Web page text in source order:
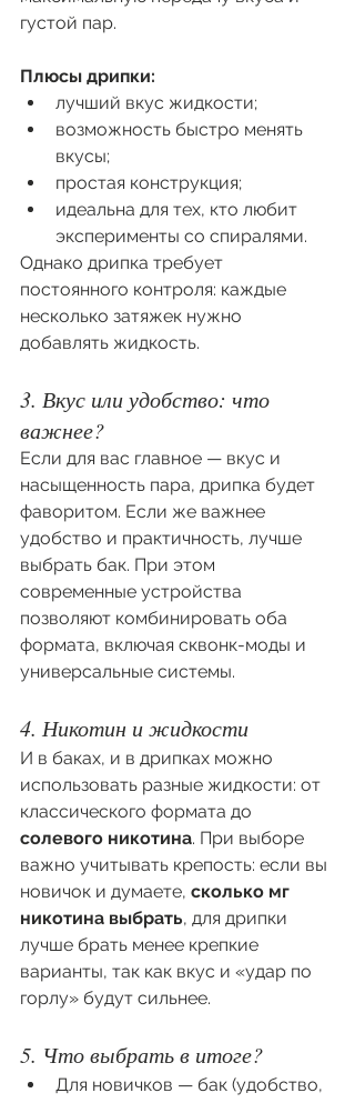
густой пар.
Плюсы дрипки:
лучший вкус жидкости;
возможность быстро менять
вкусы;
простая конструкция;
идеальна для тех, кто любит
эксперименты со спиралями.
Однако дрипка требует
постоянного контроля: каждые
несколько затяжек нужно
добавлять жидкость.
3. Вкус или удобство: что
важнее?
Если для вас главное — вкус и
насыщенность пара, дрипка будет
фаворитом. Если же важнее
удобство и практичность, лучше
выбрать бак. При этом
современные устройства
позволяют комбинировать оба
формата, включая сквонк-моды и
универсальные системы.
4. Никотин и жидкости
И в баках, и в дрипках можно
использовать разные жидкости: от
классического формата до
солевого никотина. При выборе
важно учитывать крепость: если вы
новичок и думаете, сколько мг
никотина выбрать, для дрипки
лучше брать менее крепкие
варианты, так как вкус и «удар по
горлу» будут сильнее.
5. Что выбрать в итоге?
Для новичков — бак (удобство,